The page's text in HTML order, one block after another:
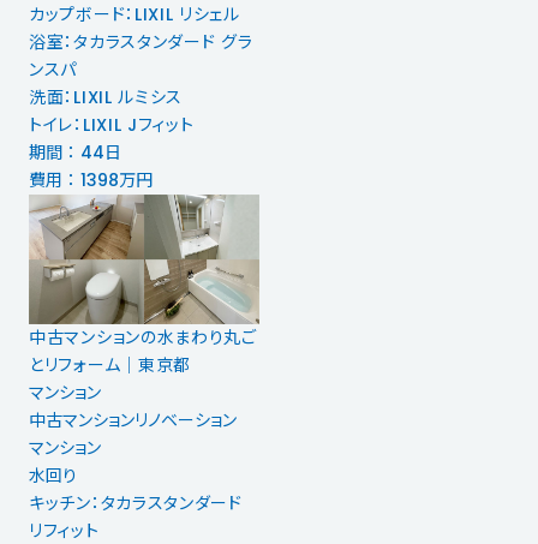
カップボード：LIXIL リシェル
浴室：タカラスタンダード グラ
ンスパ
洗面：LIXIL ルミシス
トイレ：LIXIL Jフィット
期間 ： 44日
費用 ： 1398万円
中古マンションの水まわり丸ご
とリフォーム｜東京都
マンション
中古マンションリノベーション
マンション
水回り
キッチン：タカラスタンダード
リフィット